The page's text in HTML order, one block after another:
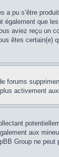
pu s’être
que
aviez reçu un
êtes certain(e)
forums
activement
aux
Group ne peut